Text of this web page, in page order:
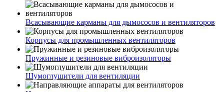
Всасывающие карманы для дымососов и вентиляторов
Корпусы для промышленных вентиляторов
Пружинные и резиновые виброизоляторы
Шумоглушители для вентиляции